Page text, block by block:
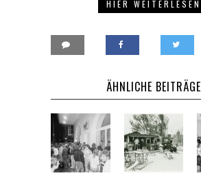
HIER WEITERLESEN
ÄHNLICHE BEITRÄGE